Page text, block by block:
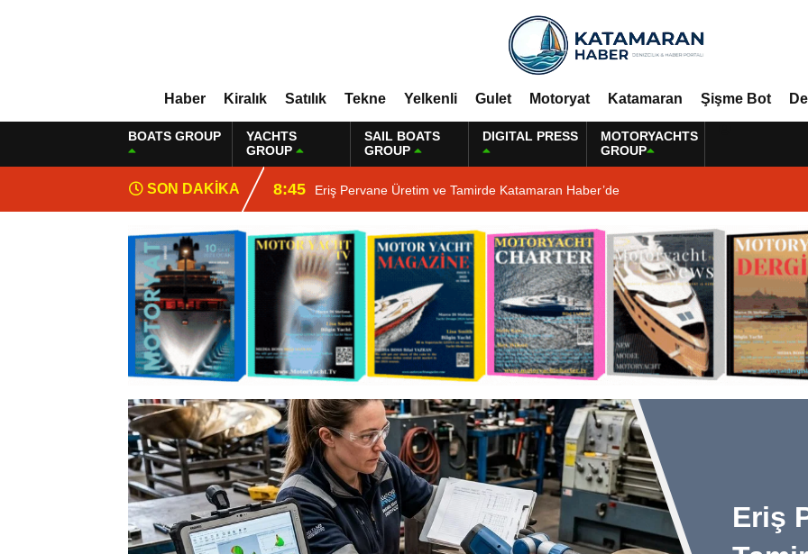
Haber Kiralık Satılık Tekne Yelkenli Gulet Motoryat Katamaran Şişme Bot
BOATS GROUP
YACHTS
GROUP
SAIL BOATS
GROUP
DIGITAL PRESS
MOTORYACHTS
GROUP
SON DAKİKA 8:45 Eriş Pervane Üretim ve Tamirde Katamaran Haber’de
Eriş